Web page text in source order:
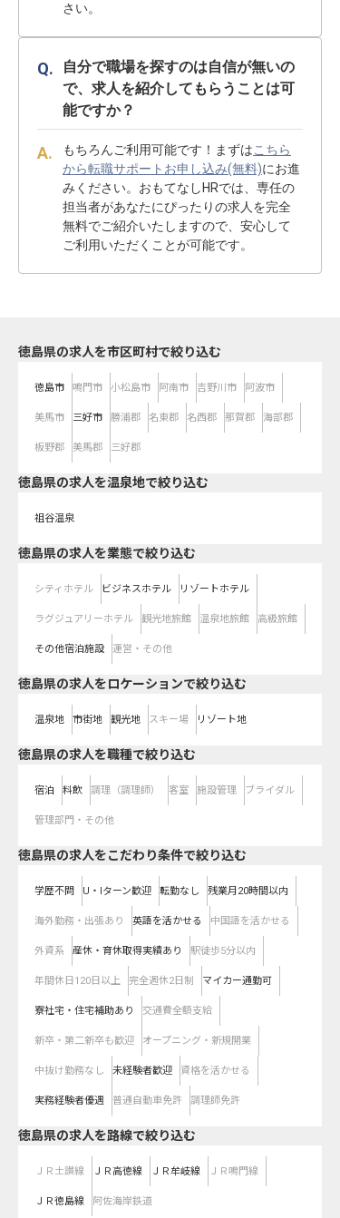
さい。
自分で職場を探すのは自信が無いの
で、求人を紹介してもらうことは可
能ですか？
もちろんご利用可能です！まずはこちら
から転職サポートお申し込み(無料)にお進
みください。おもてなしHRでは、専任の
担当者があなたにぴったりの求人を完全
無料でご紹介いたしますので、安心して
ご利用いただくことが可能です。
徳島県の求人を市区町村で絞り込む
徳島市 鳴門市 小松島市 阿南市 吉野川市 阿波市
美馬市 三好市 勝浦郡 名東郡 名西郡 那賀郡 海部郡
板野郡 美馬郡 三好郡
徳島県の求人を温泉地で絞り込む
祖谷温泉
徳島県の求人を業態で絞り込む
シティホテル ビジネスホテル リゾートホテル
ラグジュアリーホテル 観光地旅館 温泉地旅館 高級旅館
その他宿泊施設 運営・その他
徳島県の求人をロケーションで絞り込む
温泉地 市街地 観光地 スキー場 リゾート地
徳島県の求人を職種で絞り込む
宿泊 料飲 調理（調理師） 客室 施設管理 ブライダル
管理部門・その他
徳島県の求人をこだわり条件で絞り込む
学歴不問 U・Iターン歓迎 転勤なし 残業月20時間以内
海外勤務・出張あり 英語を活かせる 中国語を活かせる
外資系 産休・育休取得実績あり 駅徒歩5分以内
年間休日120日以上 完全週休2日制 マイカー通勤可
寮社宅・住宅補助あり 交通費全額支給
新卒・第二新卒も歓迎 オープニング・新規開業
中抜け勤務なし 未経験者歓迎 資格を活かせる
実務経験者優遇 普通自動車免許 調理師免許
徳島県の求人を路線で絞り込む
ＪＲ土讃線 ＪＲ高徳線 ＪＲ牟岐線 ＪＲ鳴門線
ＪＲ徳島線 阿佐海岸鉄道